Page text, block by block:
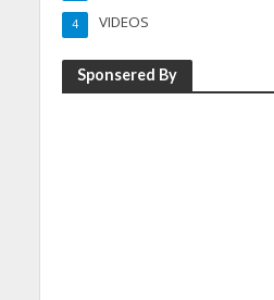
VIDEOS
4
Sponsered By